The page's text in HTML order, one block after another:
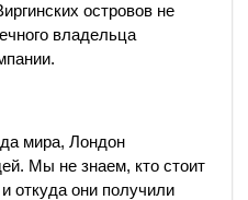
островов не
владельца
мира, Лондон
Мы не знаем, кто стоит
откуда они получили